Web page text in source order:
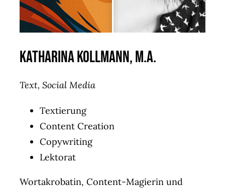
Katharina Kollmann, M.A.
Text, Social Media
Textierung
Content Creation
Copywriting
Lektorat
Wortakrobatin, Content-Magierin und